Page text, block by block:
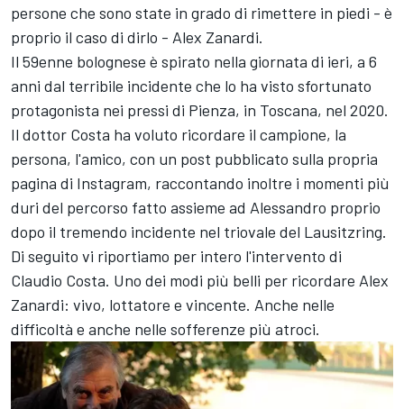
persone che sono state in grado di rimettere in piedi - è
proprio il caso di dirlo - Alex Zanardi.
Il 59enne bolognese è spirato nella giornata di ieri, a 6
anni dal terribile incidente che lo ha visto sfortunato
protagonista nei pressi di Pienza, in Toscana, nel 2020.
Il dottor Costa ha voluto ricordare il campione, la
persona, l'amico, con un post pubblicato sulla propria
pagina di Instagram, raccontando inoltre i momenti più
duri del percorso fatto assieme ad Alessandro proprio
dopo il tremendo incidente nel triovale del Lausitzring.
Di seguito vi riportiamo per intero l'intervento di
Claudio Costa. Uno dei modi più belli per ricordare Alex
Zanardi: vivo, lottatore e vincente. Anche nelle
difficoltà e anche nelle sofferenze più atroci.